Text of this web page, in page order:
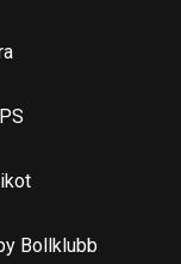
Bollklubb